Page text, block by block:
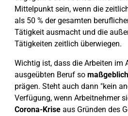
Mittelpunkt sein, wenn die
als 50 % der gesamten
Tätigkeit ausmacht und die
Tätigkeiten zeitlich überwiegen.
Wichtig ist, dass die Arbeiten im
ausgeübten Beruf so maßgeblich
prägen. Steht auch dann "kein
Verfügung, wenn Arbeitnehmer
Corona-Krise aus Gründen des